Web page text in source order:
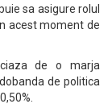
sa asigure rolul
acest moment de
de o marja
de politica